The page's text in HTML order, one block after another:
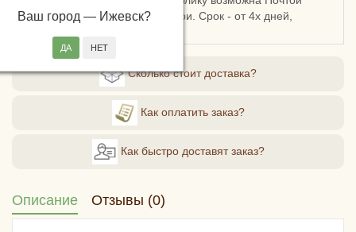
Ваш город — Ижевск?
России, СДЭКом или Боксберри. Срок - от 4х дней,
Сколько стоит доставка?
Как оплатить заказ?
Как быстро доставят заказ?
Описание Отзывы (0)